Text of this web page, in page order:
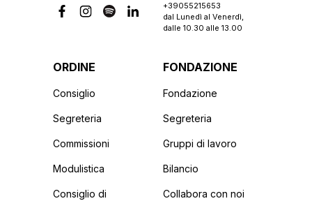
+39055215653
dal Lunedì al Venerdì,
dalle 10.30 alle 13.00
ORDINE
Consiglio
Segreteria
Commissioni
Modulistica
Consiglio di
FONDAZIONE
Fondazione
Segreteria
Gruppi di lavoro
Bilancio
Collabora con noi